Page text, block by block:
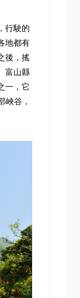
行駛的
地都有
後，搖
富山縣
一，它
峽谷，